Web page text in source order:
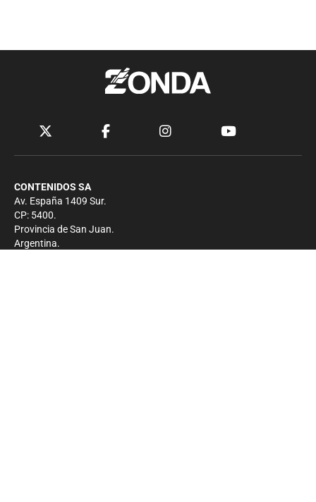
CONTENIDOS SA
Av. España 1409 Sur.
CP: 5400.
Provincia de San Juan.
Argentina.